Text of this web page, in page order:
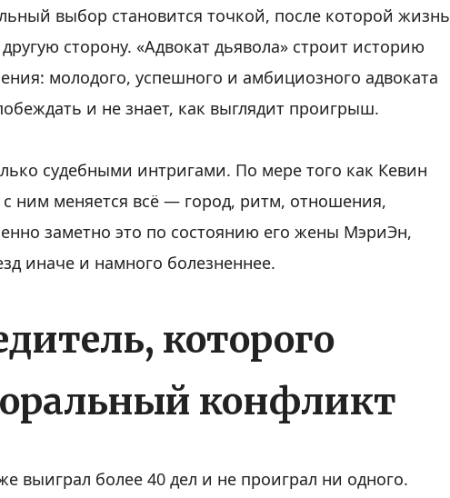
выбор становится точкой, после которой жизнь
сторону. «Адвокат дьявола» строит историю
молодого, успешного и амбициозного адвоката
и не знает, как выглядит проигрыш.
судебными интригами. По мере того как Кевин
ним меняется всё — город, ритм, отношения,
заметно это по состоянию его жены МэриЭн,
иначе и намного болезненнее.
которого
конфликт
выиграл более 40 дел и не проиграл ни одного.